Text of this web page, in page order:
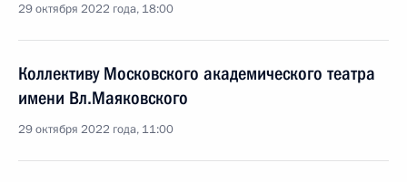
29 октября 2022 года, 18:00
Коллективу Московского академического театра
имени Вл.Маяковского
29 октября 2022 года, 11:00